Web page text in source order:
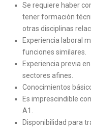
Se requiere haber
tener formación
otras disciplinas
Experiencia laboral
funciones similares.
Experiencia previa
sectores afines.
Conocimientos
Es imprescindible
A1.
Disponibilidad para